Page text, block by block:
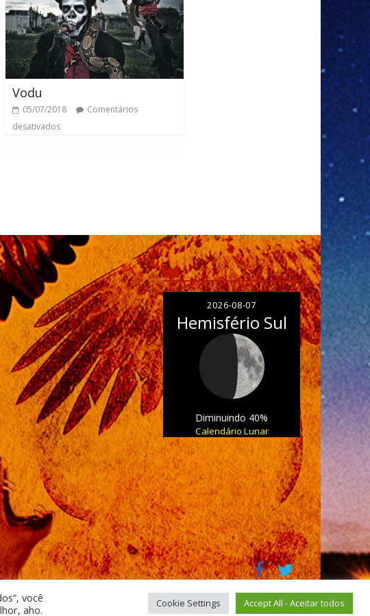
Vodu
05/07/2018
Comentários
desativados
2026-08-07
Hemisfério Sul
Diminuindo 40%
Calendário Lunar
você
aho.
Cookie Settings Accept All - Aceitar todos